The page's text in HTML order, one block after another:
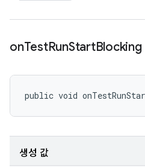
onTestRunStartBlocking
public void
생성 값